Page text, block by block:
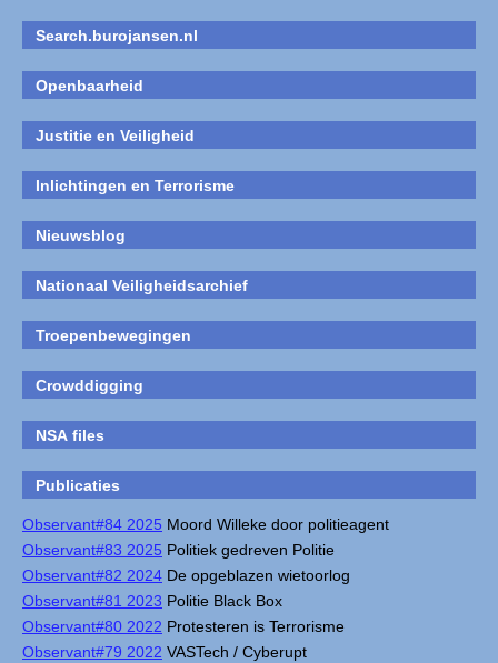
Search.burojansen.nl
Openbaarheid
Justitie en Veiligheid
Inlichtingen en Terrorisme
Nieuwsblog
Nationaal Veiligheidsarchief
Troepenbewegingen
Crowddigging
NSA files
Publicaties
Observant#84 2025 Moord Willeke door politieagent
Observant#83 2025 Politiek gedreven Politie
Observant#82 2024 De opgeblazen wietoorlog
Observant#81 2023 Politie Black Box
Observant#80 2022 Protesteren is Terrorisme
Observant#79 2022 VASTech / Cyberupt